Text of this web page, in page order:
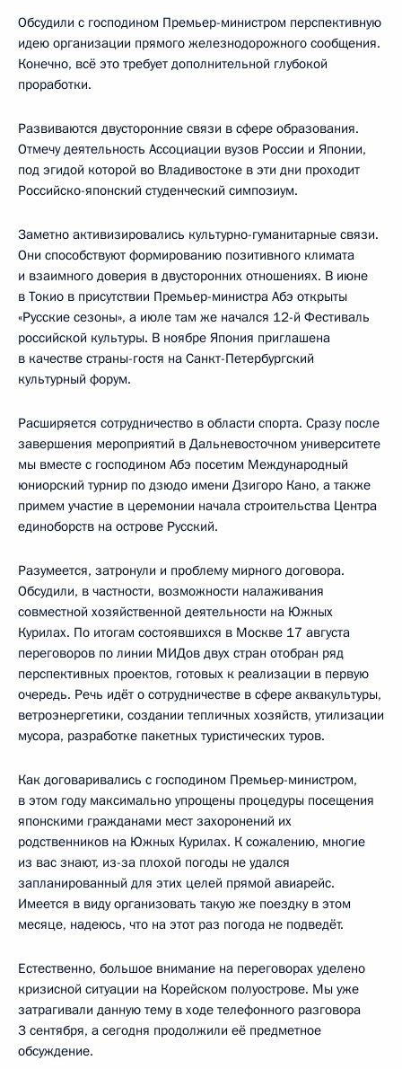
Обсудили с господином Премьер-министром перспективную
идею организации прямого железнодорожного сообщения.
Конечно, всё это требует дополнительной глубокой
проработки.
Развиваются двусторонние связи в сфере образования.
Отмечу деятельность Ассоциации вузов России и Японии,
под эгидой которой во Владивостоке в эти дни проходит
Российско-японский студенческий симпозиум.
Заметно активизировались культурно-гуманитарные связи.
Они способствуют формированию позитивного климата
и взаимного доверия в двусторонних отношениях. В июне
в Токио в присутствии Премьер-министра Абэ открыты
«Русские сезоны», а июле там же начался 12-й Фестиваль
российской культуры. В ноябре Япония приглашена
в качестве страны-гостя на Санкт-Петербургский
культурный форум.
Расширяется сотрудничество в области спорта. Сразу после
завершения мероприятий в Дальневосточном университете
мы вместе с господином Абэ посетим Международный
юниорский турнир по дзюдо имени Дзигоро Кано, а также
примем участие в церемонии начала строительства Центра
единоборств на острове Русский.
Разумеется, затронули и проблему мирного договора.
Обсудили, в частности, возможности налаживания
совместной хозяйственной деятельности на Южных
Курилах. По итогам состоявшихся в Москве 17 августа
переговоров по линии МИДов двух стран отобран ряд
перспективных проектов, готовых к реализации в первую
очередь. Речь идёт о сотрудничестве в сфере аквакультуры,
ветроэнергетики, создании тепличных хозяйств, утилизации
мусора, разработке пакетных туристических туров.
Как договаривались с господином Премьер-министром,
в этом году максимально упрощены процедуры посещения
японскими гражданами мест захоронений их
родственников на Южных Курилах. К сожалению, многие
из вас знают, из-за плохой погоды не удался
запланированный для этих целей прямой авиарейс.
Имеется в виду организовать такую же поездку в этом
месяце, надеюсь, что на этот раз погода не подведёт.
Естественно, большое внимание на переговорах уделено
кризисной ситуации на Корейском полуострове. Мы уже
затрагивали данную тему в ходе телефонного разговора
3 сентября, а сегодня продолжили её предметное
обсуждение.